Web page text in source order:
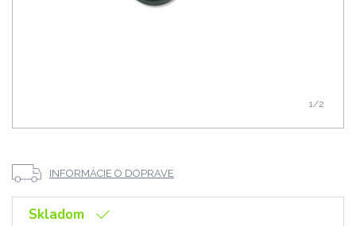
1/2
INFORMÁCIE O DOPRAVE
Skladom